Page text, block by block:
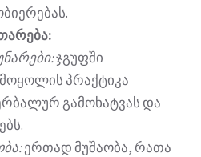
ჯგუფში
პრაქტიკა
გამოხატვას და
ერთად მუშაობა, რათა